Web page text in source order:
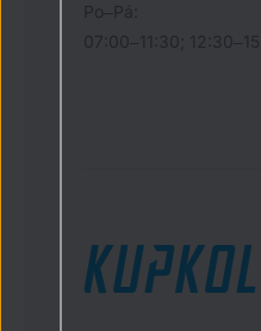
Po–Pá:
07:00–11:30;